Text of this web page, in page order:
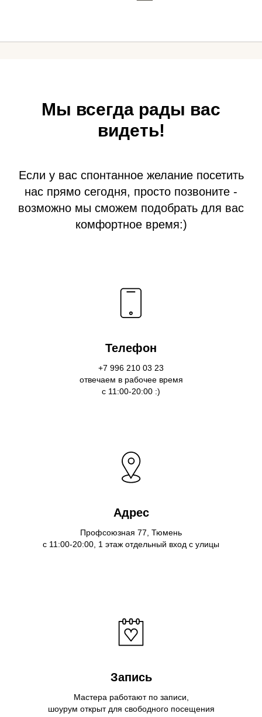
Мы всегда рады вас
видеть!
Если у вас спонтанное желание посетить
нас прямо сегодня, просто позвоните -
возможно мы сможем подобрать для вас
комфортное время:)
Телефон
+7 996 210 03 23
отвечаем в рабочее время
с 11:00-20:00 :)
Адрес
Профсоюзная 77, Тюмень
с 11:00-20:00, 1 этаж отдельный вход с улицы
Запись
Мастера работают по записи,
шоурум открыт для свободного посещения